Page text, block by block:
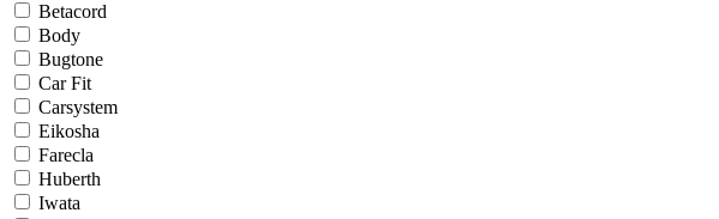
Betacord
Body
Bugtone
Car Fit
Carsystem
Eikosha
Farecla
Huberth
Iwata